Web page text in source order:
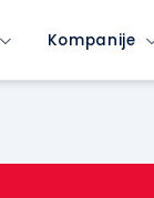
Kompanije